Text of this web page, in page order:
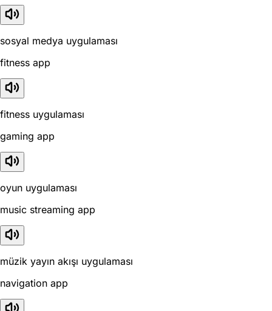
sosyal medya uygulaması
fitness app
fitness uygulaması
gaming app
oyun uygulaması
music streaming app
müzik yayın akışı uygulaması
navigation app